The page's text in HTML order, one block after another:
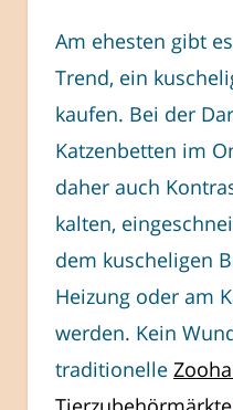
Am ehesten gibt
Trend, ein
kaufen. Bei der
Katzenbetten im
daher auch
kalten,
dem kuscheligen
Heizung oder am
werden. Kein
traditionelle